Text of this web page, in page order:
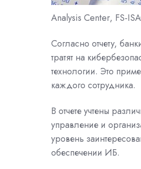
Analysis Center, FS-
Согласно отчету,
тратят на
технологии. Это
каждого сотрудника.
В отчете учтены
управление и
уровень
обеспечении ИБ.